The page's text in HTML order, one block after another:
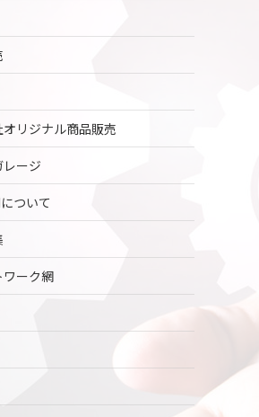
リジナル商品販売
レージ
ついて
ーク網